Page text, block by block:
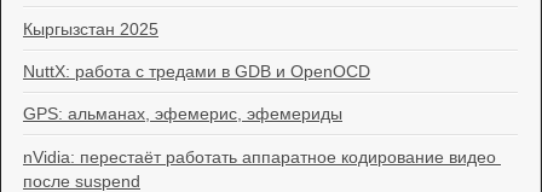
Кыргызстан 2025
NuttX: работа с тредами в GDB и OpenOCD
GPS: альманах, эфемерис, эфемериды
nVidia: перестаёт работать аппаратное кодирование видео
после suspend